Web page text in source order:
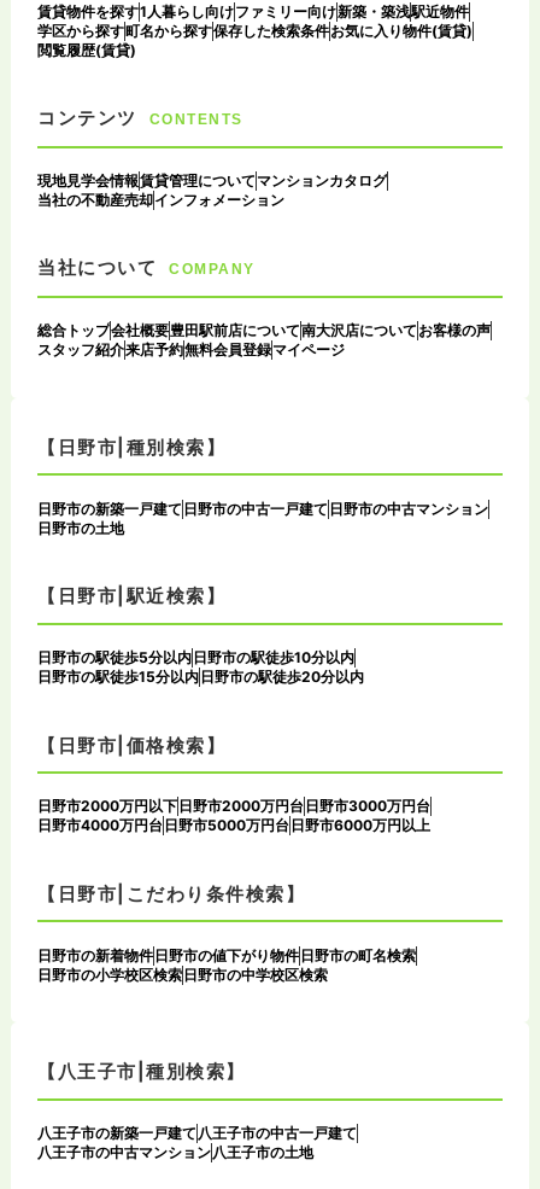
賃貸物件を探す1人暮らし向けファミリー向け新築・築浅駅近物件
学区から探す町名から探す保存した検索条件お気に入り物件(賃貸)
閲覧履歴(賃貸)
コンテンツ CONTENTS
現地見学会情報賃貸管理について マンションカタログ
当社の不動産売却インフォメーション
当社について COMPANY
総合トップ会社概要豊田駅前店について南大沢店について お客様の声
スタッフ紹介来店予約無料会員登録マイページ
【日野市|種別検索】
日野市の新築一戸建て 日野市の中古一戸建て 日野市の中古マンション
日野市の土地
【日野市|駅近検索】
日野市の駅徒歩5分以内 日野市の駅徒歩10分以内
日野市の駅徒歩15分以内 日野市の駅徒歩20分以内
【日野市|価格検索】
日野市2000万円以下 日野市2000万円台 日野市3000万円台
日野市4000万円台 日野市5000万円台 日野市6000万円以上
【日野市|こだわり条件検索】
日野市の新着物件日野市の値下がり物件日野市の町名検索
日野市の小学校区検索日野市の中学校区検索
【八王子市|種別検索】
八王子市の新築一戸建て 八王子市の中古一戸建て
八王子市の中古マンション八王子市の土地